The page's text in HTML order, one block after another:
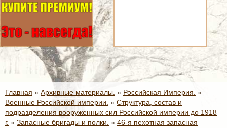
Главная » Архивные материалы. » Российская Империя. »
Военные Российской империи. » Структура, состав и
подразделения вооруженных сил Российской империи до 1918
г. » Запасные бригады и полки. » 46-я пехотная запасная